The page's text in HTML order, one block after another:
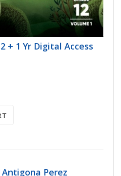
+ 1 Yr Digital Access
Antigona Perez